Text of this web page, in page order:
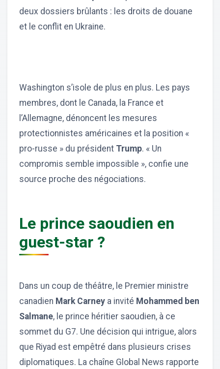
deux dossiers brûlants : les droits de douane
et le conflit en Ukraine.
Washington s’isole de plus en plus. Les pays
membres, dont le Canada, la France et
l’Allemagne, dénoncent les mesures
protectionnistes américaines et la position «
pro-russe » du président Trump. « Un
compromis semble impossible », confie une
source proche des négociations.
Le prince saoudien en
guest-star ?
Dans un coup de théâtre, le Premier ministre
canadien Mark Carney a invité Mohammed ben
Salmane, le prince héritier saoudien, à ce
sommet du G7. Une décision qui intrigue, alors
que Riyad est empêtré dans plusieurs crises
diplomatiques. La chaîne Global News rapporte